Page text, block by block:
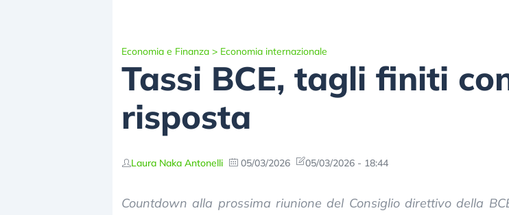
Economia e Finanza > Economia internazionale
Tassi BCE, tagli finiti
risposta
Laura Naka Antonelli 05/03/2026 05/03/2026 - 18:44
Countdown alla prossima riunione del Consiglio direttivo della